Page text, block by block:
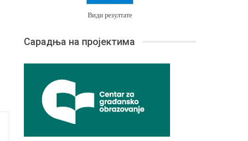
Види резултате
Сарадња на пројектима